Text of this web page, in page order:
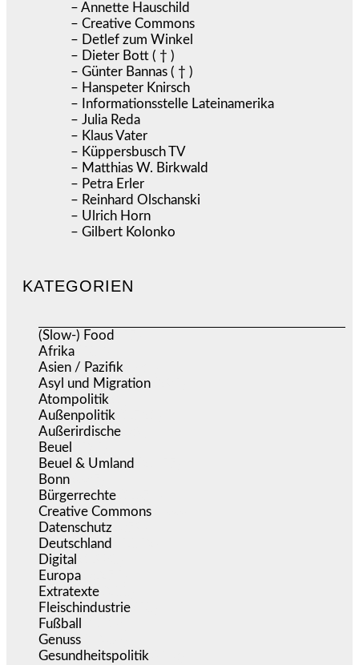
– Annette Hauschild
– Creative Commons
– Detlef zum Winkel
– Dieter Bott ( † )
– Günter Bannas ( † )
– Hanspeter Knirsch
– Informationsstelle Lateinamerika
– Julia Reda
– Klaus Vater
– Küppersbusch TV
– Matthias W. Birkwald
– Petra Erler
– Reinhard Olschanski
– Ulrich Horn
– Gilbert Kolonko
KATEGORIEN
(Slow-) Food
Afrika
Asien / Pazifik
Asyl und Migration
Atompolitik
Außenpolitik
Außerirdische
Beuel
Beuel & Umland
Bonn
Bürgerrechte
Creative Commons
Datenschutz
Deutschland
Digital
Europa
Extratexte
Fleischindustrie
Fußball
Genuss
Gesundheitspolitik